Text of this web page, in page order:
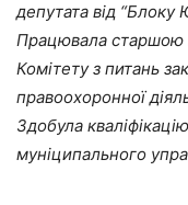
депутата від
Працювала старшою
Комітету з питань
правоохоронної
Здобула
муніципального